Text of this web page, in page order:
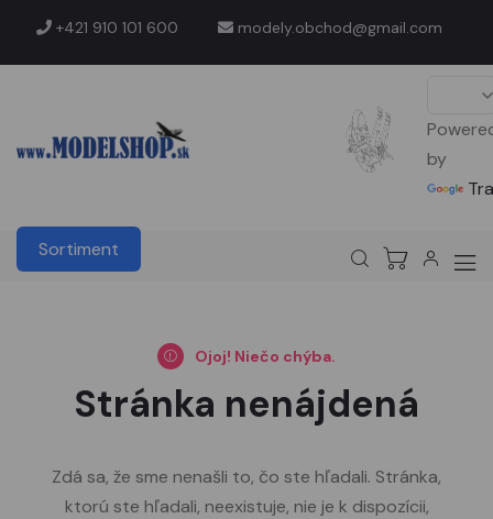
+421 910 101 600 modely.obchod@gmail.com
by
Sortiment
Ojoj! Niečo chýba.
Stránka nenájdená
Zdá sa, že sme nenašli to, čo ste hľadali. Stránka,
ktorú ste hľadali, neexistuje, nie je k dispozícii,